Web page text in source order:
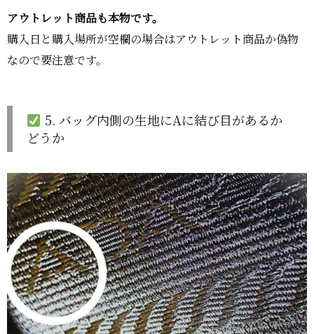
アウトレット商品も本物です。
購入日と購入場所が空欄の場合はアウトレット商品か偽物
なので要注意です。
5. バッグ内側の生地にAに結び目があるか
どうか